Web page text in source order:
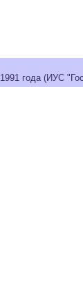
года (ИУС